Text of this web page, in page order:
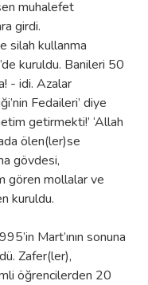
muhalefet
girdi.
silah kullanma
kuruldu. Banileri 50
- idi. Azalar
Fedaileri’ diye
getirmekti!’ ‘Allah
ölen(ler)se
gövdesi,
gören mollalar ve
kuruldu.
Mart’ının sonuna
Zafer(ler),
öğrencilerden 20